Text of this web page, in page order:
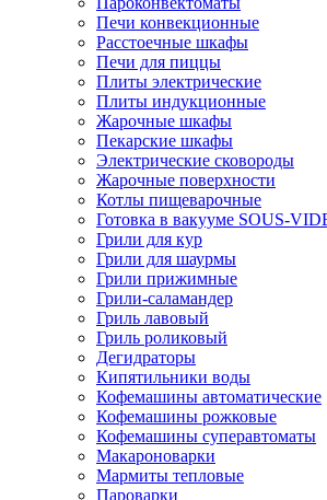
Печи конвекционные
Расстоечные шкафы
Печи для пиццы
Плиты электрические
Плиты индукционные
Жарочные шкафы
Пекарские шкафы
Электрические сковороды
Жарочные поверхности
Котлы пищеварочные
Готовка в вакууме SOUS-
Грили для кур
Грили для шаурмы
Грили прижимные
Грили-саламандер
Гриль лавовый
Гриль роликовый
Дегидраторы
Кипятильники воды
Кофемашины автоматические
Кофемашины рожковые
Кофемашины суперавтоматы
Макароноварки
Мармиты тепловые
Пароварки